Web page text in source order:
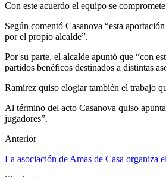
Con este acuerdo el equipo se
Según comentó Casanova “esta
por el propio alcalde”.
Por su parte, el alcalde apuntó que “con
partidos benéficos destinados a distintas
Ramírez quiso elogiar también el trabajo
Al término del acto Casanova quiso
jugadores”.
Anterior
La asociación de Amas de Casa organiza